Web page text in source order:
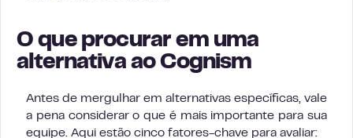
O que procurar em uma
alternativa ao Cognism
Antes de mergulhar em alternativas específicas, vale
a pena considerar o que é mais importante para sua
equipe. Aqui estão cinco fatores-chave para avaliar: